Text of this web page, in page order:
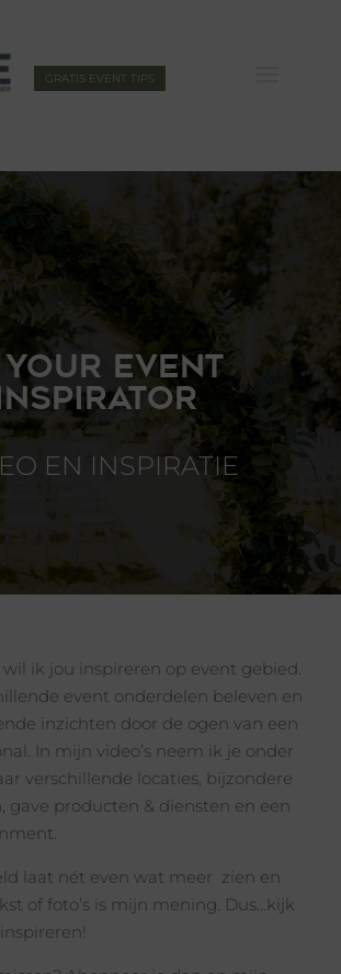
GRATIS EVENT TIPS
YOUR EVENT
EN INSPIRATIE
ik jou inspireren op event gebied.
event onderdelen beleven en
inzichten door de ogen van een
In mijn video’s neem ik je onder
verschillende locaties, bijzondere
gave producten & diensten en een
laat nét even wat meer zien en
of foto’s is mijn mening. Dus…kijk